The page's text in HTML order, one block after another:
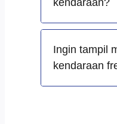
kendaraan?
Ingin tampil
kendaraan